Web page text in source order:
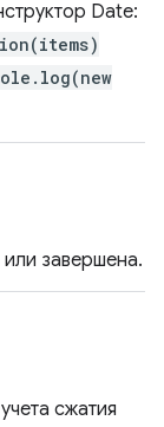
Date:
или завершена.
сжатия